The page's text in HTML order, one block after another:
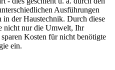
Ausführungen
der Haustechnik. Durch diese
nicht nur die Umwelt, Ihr
Kosten für nicht benötigte
ein.